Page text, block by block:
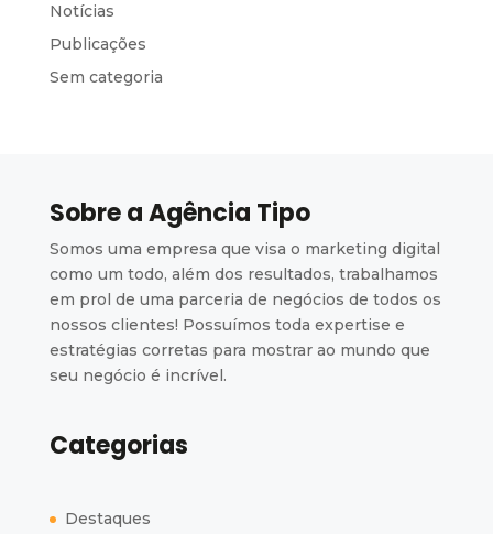
Notícias
Publicações
Sem categoria
Sobre a Agência Tipo
Somos uma empresa que visa o marketing digital
como um todo, além dos resultados, trabalhamos
em prol de uma parceria de negócios de todos os
nossos clientes! Possuímos toda expertise e
estratégias corretas para mostrar ao mundo que
seu negócio é incrível.
Categorias
Destaques